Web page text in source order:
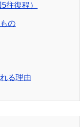
往復程）
の
る理由